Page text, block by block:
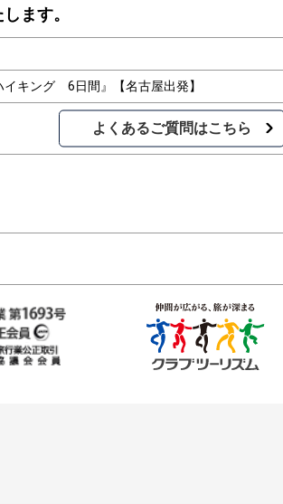
ます。
キング 6日間』【名古屋出発】
よくあるご質問はこちら